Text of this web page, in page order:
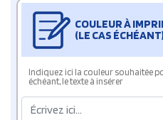
COULEUR À
(LE CAS
Indiquez ici la couleur souhaitée
échéant, le texte à insérer